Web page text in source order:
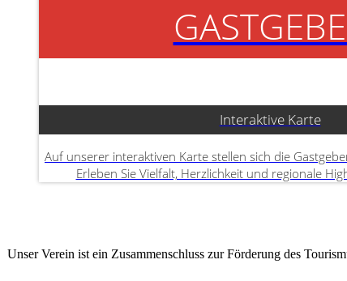
Interaktive Karte
Auf unserer interaktiven Karte stellen sich die
Erleben Sie Vielfalt, Herzlichkeit und regionale
Unser Verein ist ein Zusammenschluss zur Förderung des